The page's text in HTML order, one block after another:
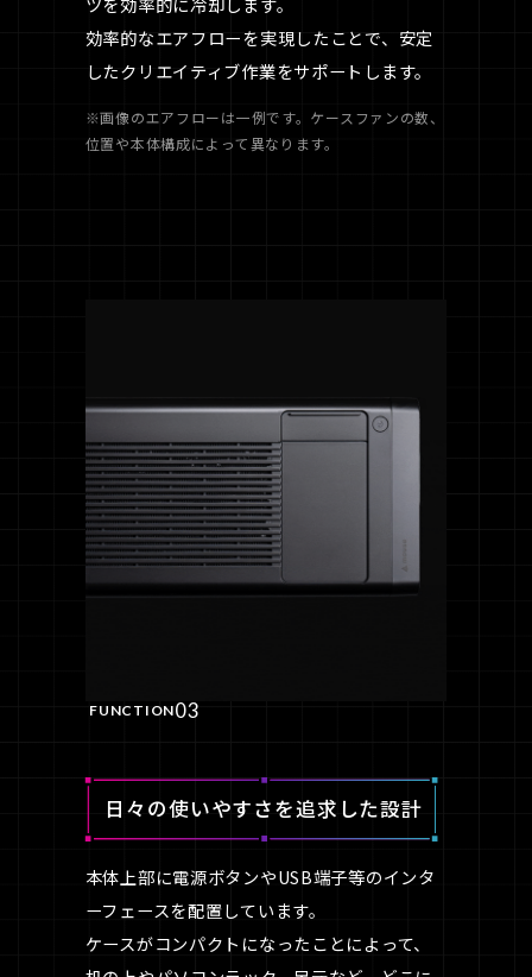
効率的なエアフローを実現したことで、安定
したクリエイティブ作業をサポートします。
※画像のエアフローは一例です。ケースファンの数、
位置や本体構成によって異なります。
FUNCTION03
日々の使いやすさを追求した設計
本体上部に電源ボタンやUSB端子等のインタ
ーフェースを配置しています。
ケースがコンパクトになったことによって、